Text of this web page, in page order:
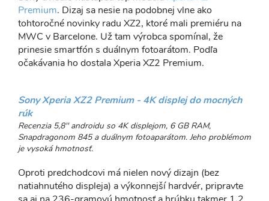
Premium. Dizaj sa nesie na podobnej vlne ako
tohtoročné novinky radu XZ2, ktoré mali premiéru na
MWC v Barcelone. Už tam výrobca spomínal, že
prinesie smartfón s duálnym fotoarátom. Podľa
očakávania ho dostala Xperia XZ2 Premium.
Sony Xperia XZ2 Premium - 4K displej do mocných
rúk
Recenzia 5,8'' androidu so 4K displejom, 6 GB RAM,
Snapdragonom 845 a duálnym fotoaparátom. Jeho problémom
je vysoká hmotnosť.
Oproti predchodcovi má nielen nový dizajn (bez
natiahnutého displeja) a výkonnejší hardvér, pripravte